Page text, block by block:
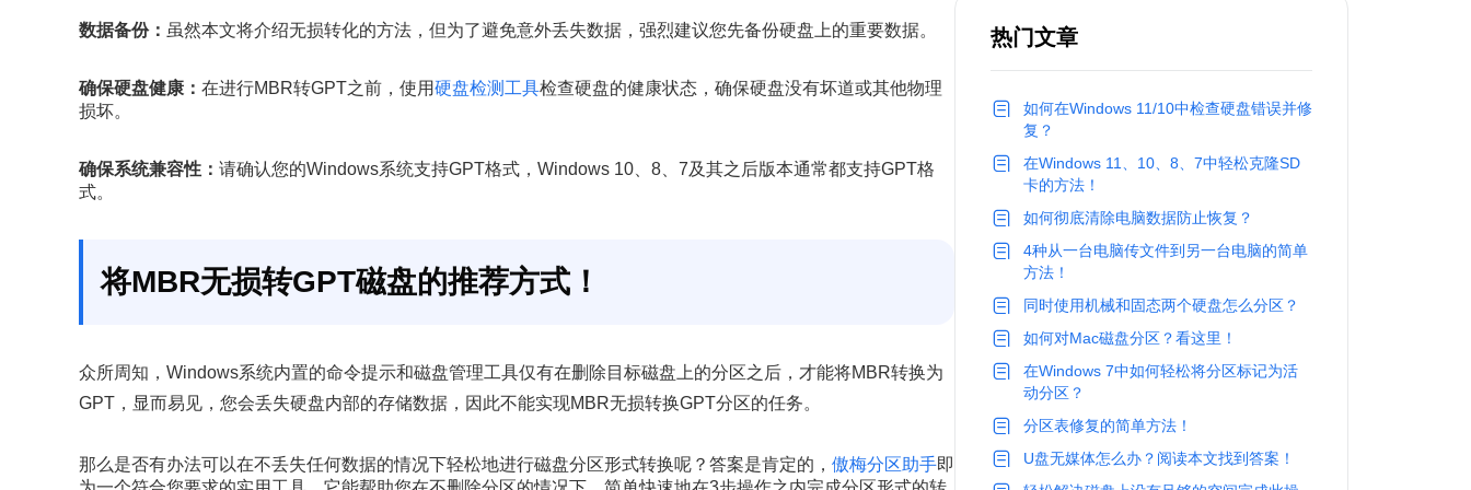
数据备份： 虽然本文将介绍无损转化的方法，但为了避免意外丢失数据，强烈建议您先备份硬盘上的重要数据。
确保硬盘健康： 在进行MBR转GPT之前，使用硬盘检测工具检查硬盘的健康状态，确保硬盘没有坏道或其他物理
损坏。
确保系统兼容性： 请确认您的Windows系统支持GPT格式，Windows 10、8、7及其之后版本通常都支持GPT格
式。
将MBR无损转GPT磁盘的推荐方式！
众所周知，Windows系统内置的命令提示和磁盘管理工具仅有在删除目标磁盘上的分区之后，才能将MBR转换为
GPT，显而易见，您会丢失硬盘内部的存储数据，因此不能实现MBR无损转换GPT分区的任务。
那么是否有办法可以在不丢失任何数据的情况下轻松地进行磁盘分区形式转换呢？答案是肯定的， 傲梅分区助手即
热门文章
如何在Windows 11/10中检查硬盘错误并修
复？
在Windows 11、10、8、7中轻松克隆SD
卡的方法！
如何彻底清除电脑数据防止恢复？
4种从一台电脑传文件到另一台电脑的简单
方法！
同时使用机械和固态两个硬盘怎么分区？
如何对Mac磁盘分区？看这里！
在Windows 7中如何轻松将分区标记为活
动分区？
分区表修复的简单方法！
U盘无媒体怎么办？阅读本文找到答案！